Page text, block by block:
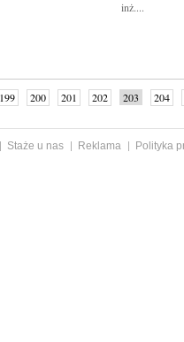
inż....
199 200 201 202 203
204
Staże u nas Reklama
Polityka